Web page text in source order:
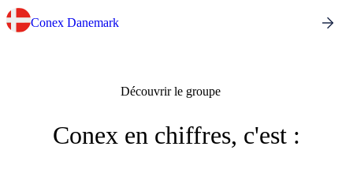
Conex Danemark
Découvrir le groupe
Conex en chiffres, c'est :